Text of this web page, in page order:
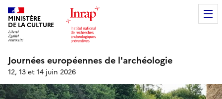
MINISTÈRE
DE LA CULTURE
Journées européennes de l'archéologie
12, 13 et 14 juin 2026